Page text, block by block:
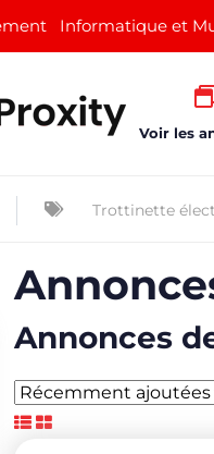
Informatique et
Voir les
Annonces